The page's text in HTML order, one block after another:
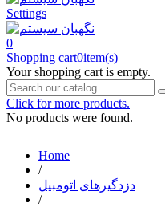
Settings
0
Shopping cart0item(s)
Your shopping cart is empty.
Click for more products.
No products were found.
Home
/
دزدگیرهای اتومبیل
/